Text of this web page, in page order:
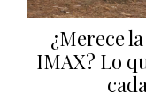
¿Merece
IMAX? Lo